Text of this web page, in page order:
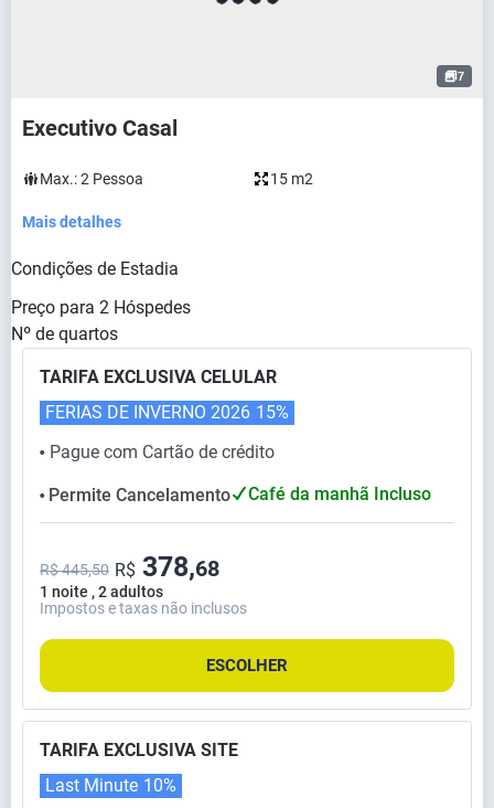
7
Executivo Casal
Max.:2 Pessoa 15 m2
Mais detalhes
Condições de Estadia
Preço para 2 Hóspedes
Nº de quartos
TARIFA EXCLUSIVA CELULAR
⬤ Pague com Cartão de crédito
FERIAS DE INVERNO 2026 15%
⬤ Permite Cancelamento Café da manhã Incluso
1 noite , 2 adultos
R$ 445,50 R$ 378,68
Impostos e taxas não inclusos
ESCOLHER
TARIFA EXCLUSIVA SITE
Last Minute 10%